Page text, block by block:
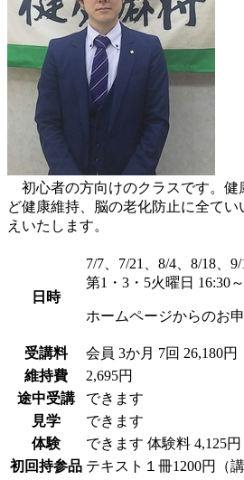
初心者の方向けのクラスです。健
ど健康維持、脳の老化防止に全て
えいたします。
日時
7/7、7/21、8/4、8/18、
第1・3・5火曜日 16:30
ホームページからのお
受講料 会員 3か月 7回 26,180円
維持費
2,695円
途中受講
できます
見学
できます
体験
できます 体験料 4,125
初回持参品 テキスト１冊1200円（